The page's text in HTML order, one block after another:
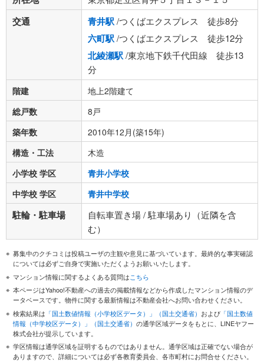
交通 青井駅/つくばエクスプレス 徒歩8分
六町駅/つくばエクスプレス 徒歩12分
北綾瀬駅/東京地下鉄千代田線 徒歩13
分
階建
地上2階建て
総戸数
8戸
築年数
2010年12月(築15年)
構造・工法
木造
小学校 学区
青井小学校
中学校 学区
青井中学校
駐輪・駐車場
自転車置き場 / 駐車場あり（近隣を含
む）
募集中のクチコミは投稿ユーザの主観や意見に基づいています。最終的な事実確認
については必ずご自身で実施いただくようお願いいたします。
マンション情報に関するよくある質問はこちら
本ページはYahoo!不動産への過去の掲載情報などから作成したマンション情報のデ
ータベースです。物件に関する最新情報は不動産会社へお問い合わせください。
検索結果は 「国土数値情報（小学校区データ）」（国土交通省） および 「国土数値
情報（中学校区データ）」（国土交通省） の通学区域データをもとに、LINEヤフー
株式会社が提示しています。
学区情報は通学区域を証明するものではありません。通学区域は正確でない場合が
ありますので、詳細については必ず各教育委員会、各市町村にお問合せください。